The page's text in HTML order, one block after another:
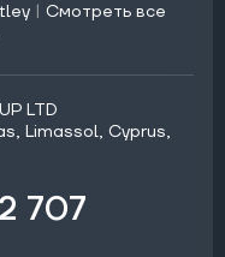
| Смотреть все
LTD
Limassol, Cyprus,
707